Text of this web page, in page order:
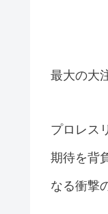
最大の大
プロレス
期待を背
なる衝撃